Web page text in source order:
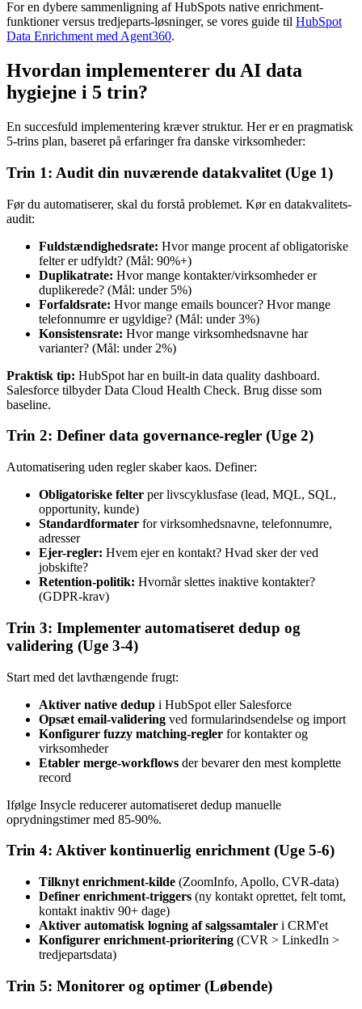
For en dybere sammenligning af HubSpots native enrichment-
funktioner versus tredjeparts-løsninger, se vores guide til HubSpot
Data Enrichment med Agent360.
Hvordan implementerer du AI data
hygiejne i 5 trin?
En succesfuld implementering kræver struktur. Her er en pragmatisk
5-trins plan, baseret på erfaringer fra danske virksomheder:
Trin 1: Audit din nuværende datakvalitet (Uge 1)
Før du automatiserer, skal du forstå problemet. Kør en datakvalitets-
audit:
Fuldstændighedsrate: Hvor mange procent af obligatoriske
felter er udfyldt? (Mål: 90%+)
Duplikatrate: Hvor mange kontakter/virksomheder er
duplikerede? (Mål: under 5%)
Forfaldsrate: Hvor mange emails bouncer? Hvor mange
telefonnumre er ugyldige? (Mål: under 3%)
Konsistensrate: Hvor mange virksomhedsnavne har
varianter? (Mål: under 2%)
Praktisk tip: HubSpot har en built-in data quality dashboard.
Salesforce tilbyder Data Cloud Health Check. Brug disse som
baseline.
Trin 2: Definer data governance-regler (Uge 2)
Automatisering uden regler skaber kaos. Definer:
Obligatoriske felter per livscyklusfase (lead, MQL, SQL,
opportunity, kunde)
Standardformater for virksomhedsnavne, telefonnumre,
adresser
Ejer-regler: Hvem ejer en kontakt? Hvad sker der ved
jobskifte?
Retention-politik: Hvornår slettes inaktive kontakter?
(GDPR-krav)
Trin 3: Implementer automatiseret dedup og
validering (Uge 3-4)
Start med det lavthængende frugt:
Aktiver native dedup i HubSpot eller Salesforce
Opsæt email-validering ved formularindsendelse og import
Konfigurer fuzzy matching-regler for kontakter og
virksomheder
Etabler merge-workflows der bevarer den mest komplette
record
Ifølge Insycle reducerer automatiseret dedup manuelle
oprydningstimer med 85-90%.
Trin 4: Aktiver kontinuerlig enrichment (Uge 5-6)
Tilknyt enrichment-kilde (ZoomInfo, Apollo, CVR-data)
Definer enrichment-triggers (ny kontakt oprettet, felt tomt,
kontakt inaktiv 90+ dage)
Aktiver automatisk logning af salgssamtaler i CRM'et
Konfigurer enrichment-prioritering (CVR > LinkedIn >
tredjepartsdata)
Trin 5: Monitorer og optimer (Løbende)